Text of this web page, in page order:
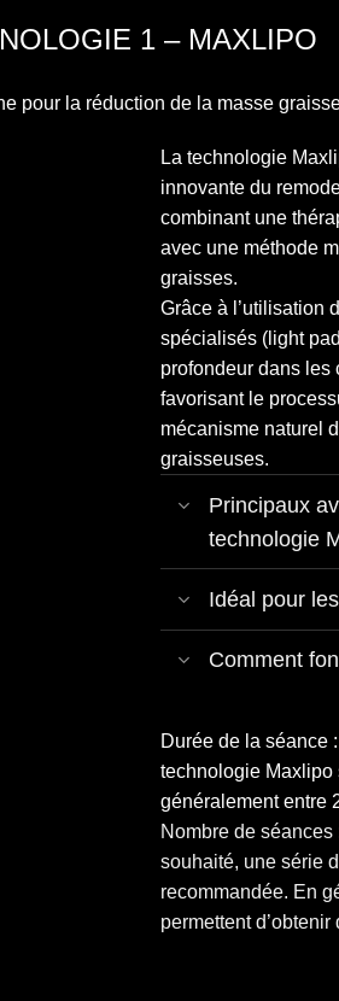
LED 1 – MAXLIPO
pour la réduction de la masse
La technologie
innovante du
combinant une
avec une méthode
graisses.
Grâce à l’utilisation
spécialisés (light
profondeur dans les
favorisant le
mécanisme naturel
graisseuses.
Principaux
technologie
Idéal pour
Comment
Durée de la séance :
technologie Maxlipo
généralement entre
Nombre de séances
souhaité, une série
recommandée. En
permettent